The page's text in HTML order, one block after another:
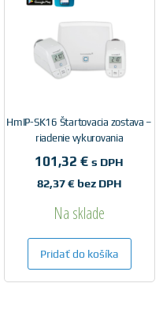
HmIP-SK16 Štartovacia zostava –
riadenie vykurovania
101,32€ s DPH
82,37€bez DPH
Na sklade
Pridať do košíka